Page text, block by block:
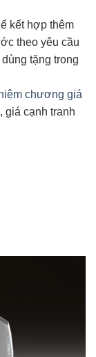
kết hợp thêm
theo yêu cầu
tặng trong
chương giá
giá cạnh tranh